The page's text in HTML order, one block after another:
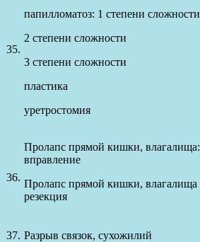
35.
папилломатоз: 1 степени сложности
2 степени сложности
3 степени сложности
пластика
уретростомия
36.
Пролапс прямой кишки, влагалища:
вправление
Пролапс прямой кишки, влагалища
резекция
37. Разрыв связок, сухожилий